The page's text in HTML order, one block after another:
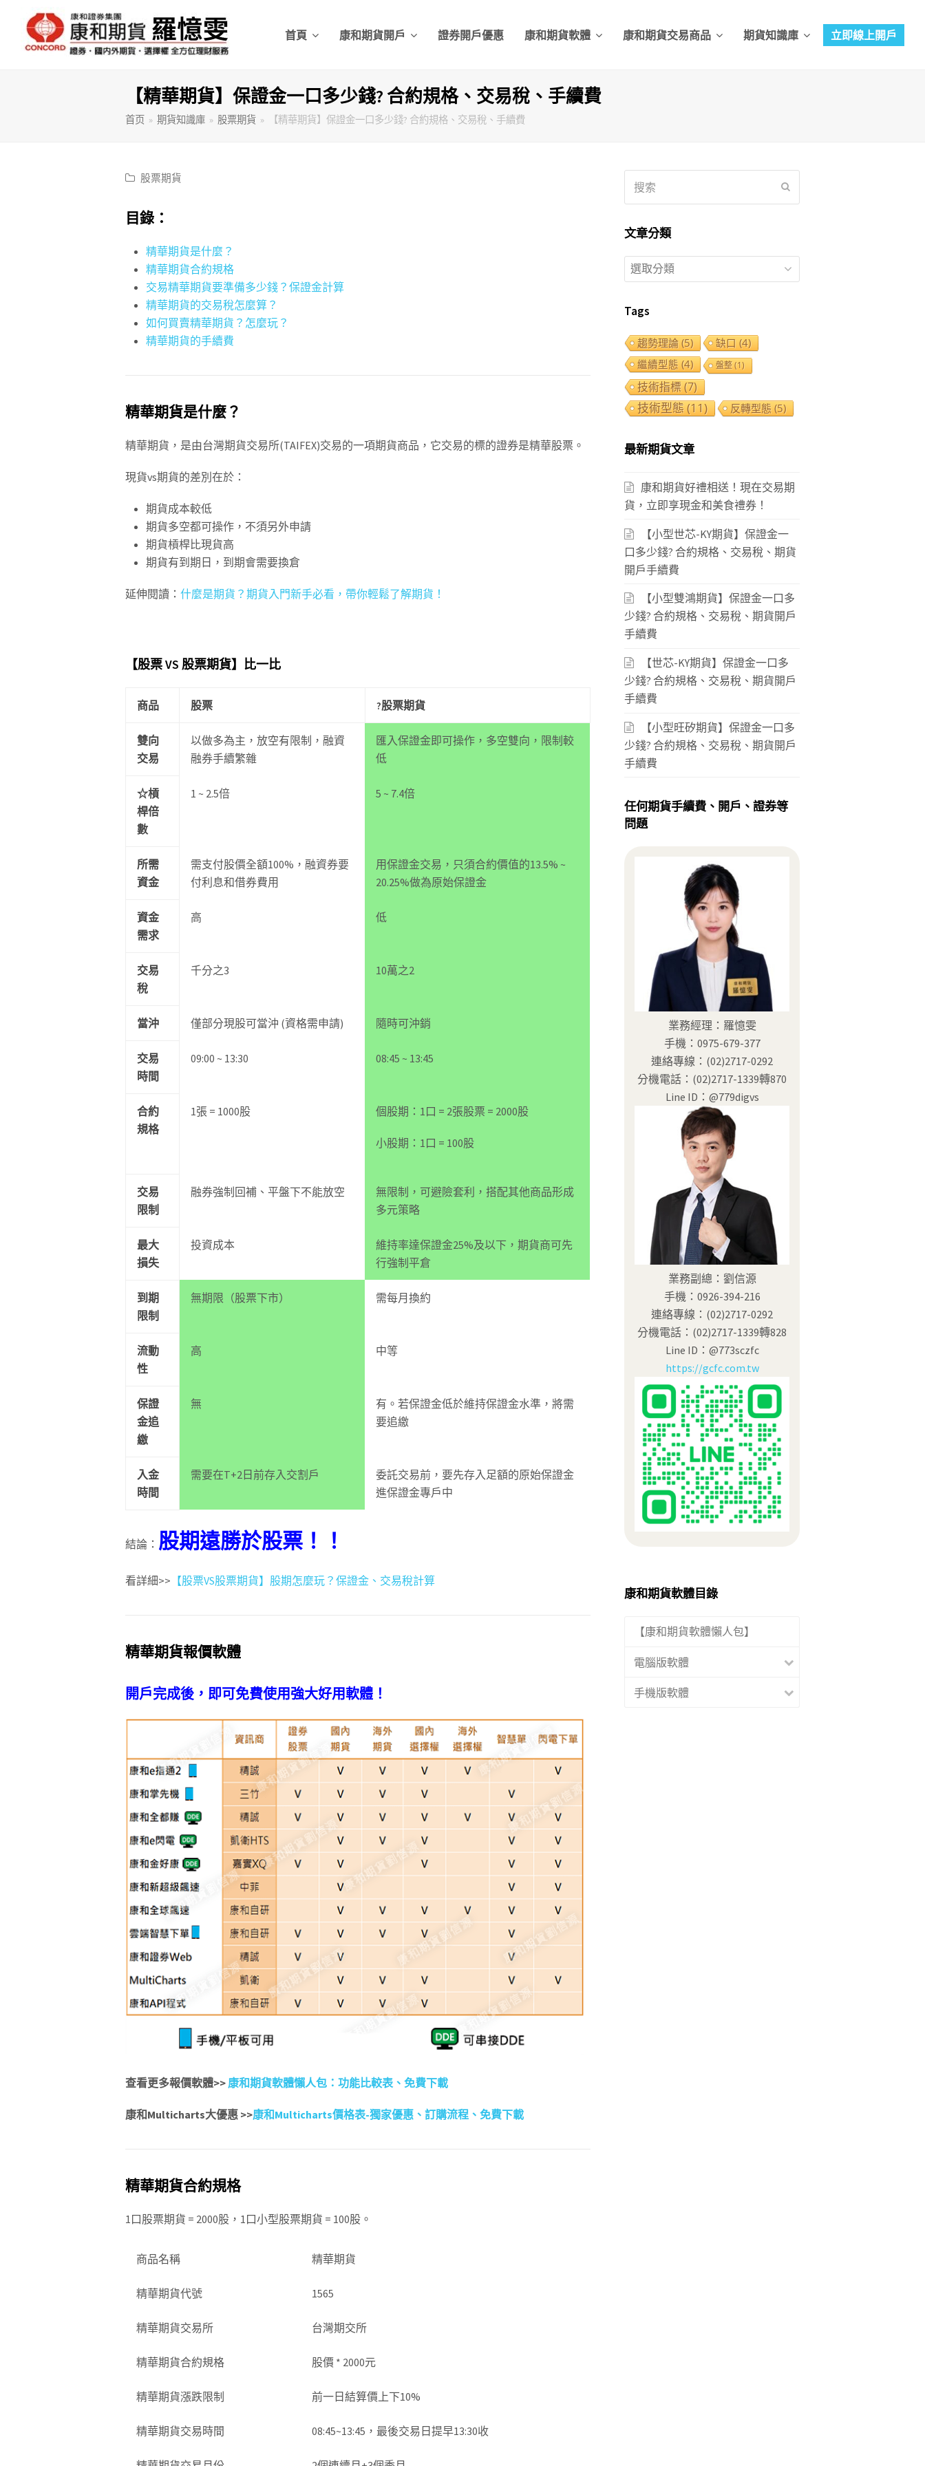
首頁 康和期貨開戶 證券開戶優惠 康和期貨軟體 康和期貨交易商品 期貨知識庫 立即線上開戶
【精華期貨】保證金一口多少錢? 合約規格、交易稅、手續費
首页 » 期貨知識庫 » 股票期貨 » 【精華期貨】保證金一口多少錢? 合約規格、交易稅、手續費
股票期貨
目錄：
精華期貨是什麼？
精華期貨合約規格
交易精華期貨要準備多少錢？保證金計算
精華期貨的交易稅怎麼算？
如何買賣精華期貨？怎麼玩？
精華期貨的手續費
精華期貨是什麼？
精華期貨，是由台灣期貨交易所(TAIFEX)交易的一項期貨商品，它交易的標的證券是精華股票。
現貨vs期貨的差別在於：
期貨成本較低
期貨多空都可操作，不須另外申請
期貨槓桿比現貨高
期貨有到期日，到期會需要換倉
延伸閱讀： 什麼是期貨？期貨入門新手必看，帶你輕鬆了解期貨！
【股票 VS 股票期貨】比一比
商品 股票 ?股票期貨
雙向
交易
以做多為主，放空有限制，融資
融券手續繁雜
匯入保證金即可操作，多空雙向，限制較
低
☆槓
桿倍
數
1 ~ 2.5倍 5 ~ 7.4倍
所需
資金
需支付股價全額100%，融資券要
付利息和借券費用
用保證金交易，只須合約價值的13.5% ~
20.25%做為原始保證金
資金
需求
高 低
交易
稅
千分之3 10萬之2
當沖 僅部分現股可當沖 (資格需申請) 隨時可沖銷
交易
時間
09:00 ~ 13:30 08:45 ~ 13:45
合約
規格
1張 = 1000股 個股期：1口 = 2張股票 = 2000股
小股期：1口 = 100股
交易
限制
融券強制回補、平盤下不能放空
無限制，可避險套利，搭配其他商品形成
多元策略
最大
損失
投資成本
維持率達保證金25%及以下，期貨商可先
行強制平倉
到期
限制
無期限（股票下市） 需每月換約
流動
性
高 中等
保證
金追
繳
無
有。若保證金低於維持保證金水準，將需
要追繳
入金
時間
需要在T+2日前存入交割戶
委託交易前，要先存入足額的原始保證金
進保證金專戶中
結論： 股期遠勝於股票！！
看詳細>> 【股票VS股票期貨】股期怎麼玩？保證金、交易稅計算
精華期貨報價軟體
開戶完成後，即可免費使用強大好用軟體！
查看更多報價軟體>> 康和期貨軟體懶人包：功能比較表、免費下載
康和Multicharts大優惠 >>康和Multicharts價格表-獨家優惠、訂購流程、免費下載
精華期貨合約規格
1口股票期貨 = 2000股，1口小型股票期貨 = 100股。
商品名稱 精華期貨
精華期貨代號 1565
精華期貨交易所 台灣期交所
精華期貨合約規格 股價 * 2000元
精華期貨漲跌限制 前一日結算價上下10%
精華期貨交易時間 08:45~13:45，最後交易日提早13:30收
搜
索
文章分類
文
章
類
Tags
趨勢理論(5) 缺口(4)
繼續型態(4) 盤整(1)
技術指標(7)
技術型態(11) 反轉型態(5)
最新期貨文章
康和期貨好禮相送！現在交易期
貨，立即享現金和美食禮券！
【小型世芯-KY期貨】保證金一
口多少錢? 合約規格、交易稅、期貨
開戶手續費
【小型雙鴻期貨】保證金一口多
少錢? 合約規格、交易稅、期貨開戶
手續費
【世芯-KY期貨】保證金一口多
少錢? 合約規格、交易稅、期貨開戶
手續費
【小型旺矽期貨】保證金一口多
少錢? 合約規格、交易稅、期貨開戶
手續費
任何期貨手續費、開戶、證券等
問題
業務經理：羅憶雯
手機：0975-679-377
連絡專線：(02)2717-0292
分機電話：(02)2717-1339轉870
Line ID：@779digvs
業務副總：劉信源
手機：0926-394-216
連絡專線：(02)2717-0292
分機電話：(02)2717-1339轉828
Line ID：@773sczfc
https://gcfc.com.tw
康和期貨軟體目錄
【康和期貨軟體懶人包】
電腦版軟體
手機版軟體